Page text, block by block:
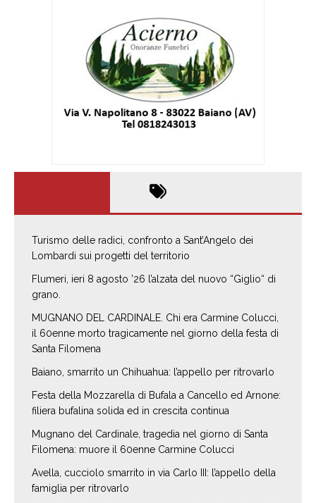
Turismo delle radici, confronto a Sant’Angelo dei
Lombardi sui progetti del territorio
Flumeri, ieri 8 agosto ’26 l’alzata del nuovo “Giglio“ di
grano.
MUGNANO DEL CARDINALE. Chi era Carmine Colucci,
il 60enne morto tragicamente nel giorno della festa di
Santa Filomena
Baiano, smarrito un Chihuahua: l’appello per ritrovarlo
Festa della Mozzarella di Bufala a Cancello ed Arnone:
filiera bufalina solida ed in crescita continua
Mugnano del Cardinale, tragedia nel giorno di Santa
Filomena: muore il 60enne Carmine Colucci
Avella, cucciolo smarrito in via Carlo III: l’appello della
famiglia per ritrovarlo